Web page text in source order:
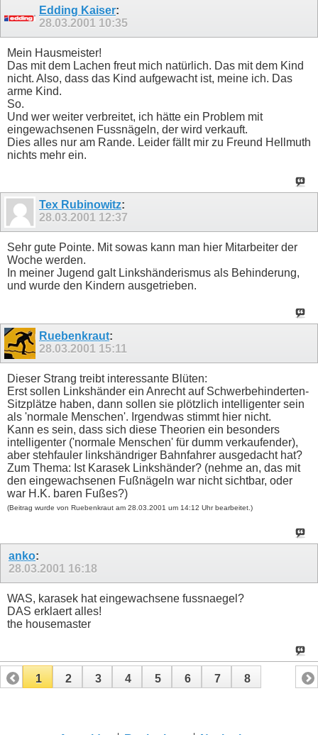
Edding Kaiser:
28.03.2001 10:35
Mein Hausmeister!
Das mit dem Lachen freut mich natürlich. Das mit dem Kind
nicht. Also, dass das Kind aufgewacht ist, meine ich. Das
arme Kind.
So.
Und wer weiter verbreitet, ich hätte ein Problem mit
eingewachsenen Fussnägeln, der wird verkauft.
Dies alles nur am Rande. Leider fällt mir zu Freund Hellmuth
nichts mehr ein.
Tex Rubinowitz:
28.03.2001 12:37
Sehr gute Pointe. Mit sowas kann man hier Mitarbeiter der
Woche werden.
In meiner Jugend galt Linkshänderismus als Behinderung,
und wurde den Kindern ausgetrieben.
Ruebenkraut:
28.03.2001 15:11
Dieser Strang treibt interessante Blüten:
Erst sollen Linkshänder ein Anrecht auf Schwerbehinderten-
Sitzplätze haben, dann sollen sie plötzlich intelligenter sein
als 'normale Menschen'. Irgendwas stimmt hier nicht.
Kann es sein, dass sich diese Theorien ein besonders
intelligenter ('normale Menschen' für dumm verkaufender),
aber stehfauler linkshändriger Bahnfahrer ausgedacht hat?
Zum Thema: Ist Karasek Linkshänder? (nehme an, das mit
den eingewachsenen Fußnägeln war nicht sichtbar, oder
war H.K. baren Fußes?)
(Beitrag wurde von Ruebenkraut am 28.03.2001 um 14:12 Uhr bearbeitet.)
anko:
28.03.2001 16:18
WAS, karasek hat eingewachsene fussnaegel?
DAS erklaert alles!
the housemaster
1 2 3 4 5 6 7 8